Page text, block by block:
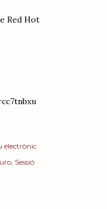
Red Hot
electrònic
Sessió